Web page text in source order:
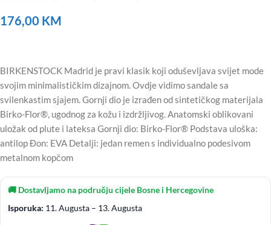
176,00 KM
BIRKENSTOCK Madrid je pravi klasik koji oduševljava svijet mode
svojim minimalističkim dizajnom. Ovdje vidimo sandale sa
svilenkastim sjajem. Gornji dio je izrađen od sintetičkog materijala
Birko-Flor®, ugodnog za kožu i izdržljivog. Anatomski oblikovani
uložak od plute i lateksa Gornji dio: Birko-Flor® Podstava uloška:
antilop Đon: EVA Detalji: jedan remen s individualno podesivom
metalnom kopčom
🚚 Dostavljamo na području cijele Bosne i Hercegovine
Isporuka: 11. Augusta – 13. Augusta